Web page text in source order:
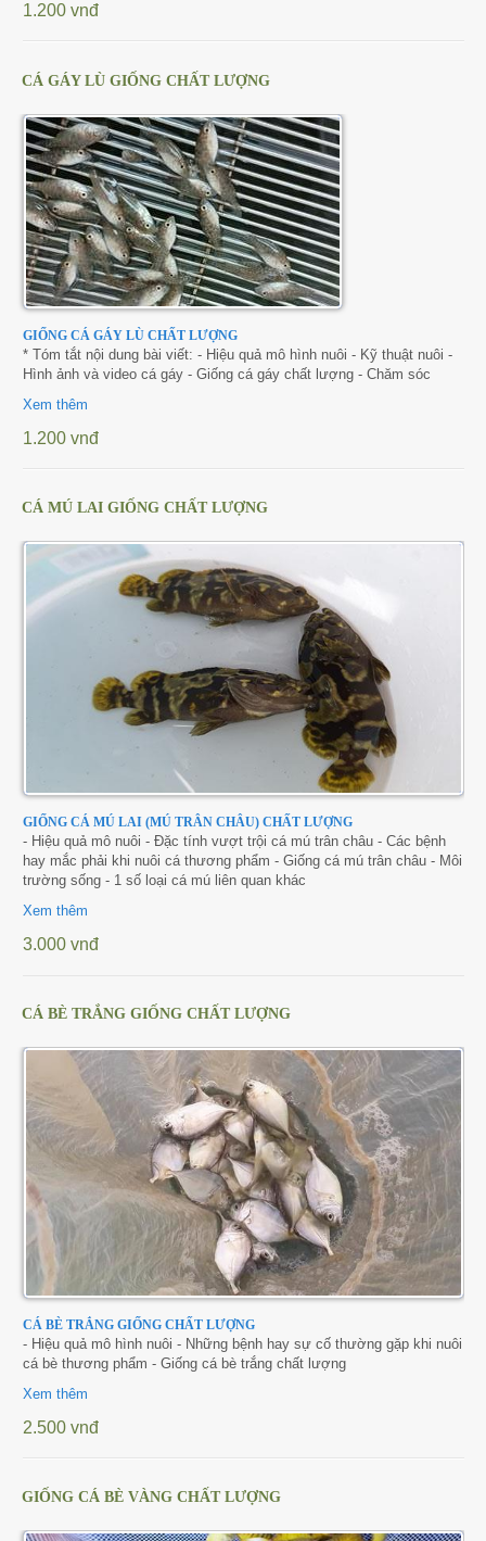
1.200 vnđ
CÁ GÁY LÙ GIỐNG CHẤT LƯỢNG
GIỐNG CÁ GÁY LÙ CHẤT LƯỢNG
* Tóm tắt nội dung bài viết: - Hiệu quả mô hình nuôi - Kỹ thuật nuôi -
Hình ảnh và video cá gáy - Giống cá gáy chất lượng - Chăm sóc
Xem thêm
1.200 vnđ
CÁ MÚ LAI GIỐNG CHẤT LƯỢNG
GIỐNG CÁ MÚ LAI (MÚ TRÂN CHÂU) CHẤT LƯỢNG
- Hiệu quả mô nuôi - Đặc tính vượt trội cá mú trân châu - Các bệnh
hay mắc phải khi nuôi cá thương phẩm - Giống cá mú trân châu - Môi
trường sống - 1 số loại cá mú liên quan khác
Xem thêm
3.000 vnđ
CÁ BÈ TRẮNG GIỐNG CHẤT LƯỢNG
CÁ BÈ TRẮNG GIỐNG CHẤT LƯỢNG
- Hiệu quả mô hình nuôi - Những bệnh hay sự cố thường gặp khi nuôi
cá bè thương phẩm - Giống cá bè trắng chất lượng
Xem thêm
2.500 vnđ
GIỐNG CÁ BÈ VÀNG CHẤT LƯỢNG